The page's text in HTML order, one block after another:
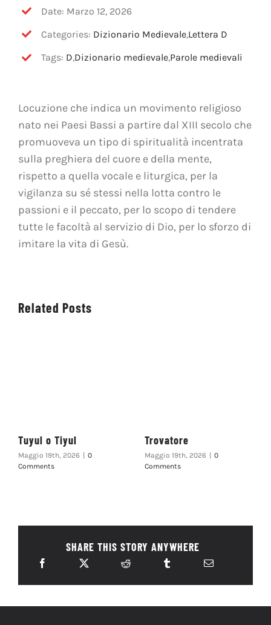
OFF TOPIC
CONTATTI
Date: Marzo 12, 2026
Categories: Dizionario Medievale,Lettera D
Tags: D,Dizionario medievale,Parole medievali
Locuzione che indica un movimento religioso
nato nei Paesi Bassi a partire dal XIII secolo che
promuoveva un tipo di spiritualità incentrata
sulla preghiera del cuore e della mente,
rispetto a quella vocale e liturgica, per la
vigilanza su sé stessi nella lotta contro le
passioni e il peccato, per lo scopo di tendere
tutte le facoltà al servizio di Dio, per lo sforzo di
imitare la vita di Gesù.
Related Posts
Tuyul o Tiyul
Maggio 19th, 2026
0
Comments
Trovatore
Maggio 19th, 2026
0
Comments
SHARE THIS STORY ANYWHERE